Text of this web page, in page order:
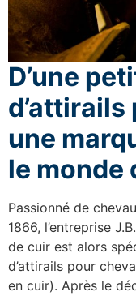
D’une
d’attirails
une
le monde
Passionné de
1866, l’entreprise
de cuir est alors
d’attirails pour
en cuir). Après le